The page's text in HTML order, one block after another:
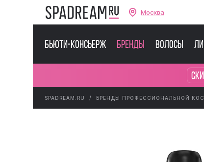
Москва
Бьюти-консьерж Бренды Волосы
SPADREAM.RU БРЕНДЫ ПРОФЕССИОНАЛЬНОЙ